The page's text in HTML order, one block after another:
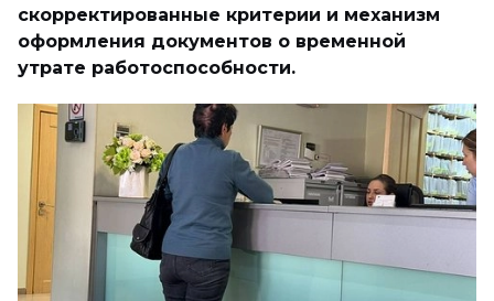
скорректированные критерии и механизм
оформления документов о временной
утрате работоспособности.